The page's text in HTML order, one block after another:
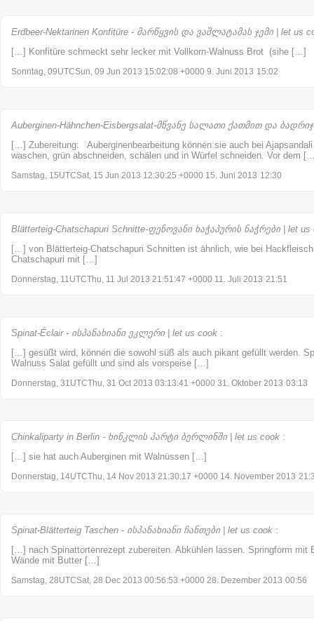
Erdbeer-Nektarinen Konfitüre - მარწყვის და ვაშლატამას ჯემი | let us
[…] Konfitüre schmeckt sehr lecker mit Vollkorn-Walnuss Brot (sihe […]
Sonntag, 09UTCSun, 09 Jun 2013 15:02:08 +0000 9. Juni 2013 15:02
Auberginen-Hähnchen-Eisbergsalat-მწვანე სალათი ქათმით და
[…] Zubereitung: Auberginenbearbeitung können sie auch bei
waschen, grün abschneiden, schälen und in Würfel schneiden. Vor dem
Samstag, 15UTCSat, 15 Jun 2013 12:30:25 +0000 15. Juni 2013 12:30
Blätterteig-Chatschapuri Schnitte-ფენოვანი ხაჭაპურის ნაჭრები | let us
[…] von Blätterteig-Chatschapuri Schnitten ist ähnlich, wie bei
Chatschapuri mit […]
Donnerstag, 11UTCThu, 11 Jul 2013 21:51:47 +0000 11. Juli 2013 21:51
Spinat-Éclair - ისპანახიანი ეკლერი | let us cook :
[…] gesüßt wird, können die sowohl süß als auch pikant gefüllt werden.
Walnuss Salat gefüllt und sind als vorspeise […]
Donnerstag, 31UTCThu, 31 Oct 2013 03:13:41 +0000 31. Oktober 2013 03:13
Chinkaliparty in Berlin - ხინკლის პარტი ბერლინში | let us cook :
[…] sie hat auch Auberginen mit Walnüssen […]
Donnerstag, 14UTCThu, 14 Nov 2013 21:30:17 +0000 14. November 2013
Spinat-Blätterteig Taschen - ისპანახიანი ჩანთები | let us cook :
[…] nach Spinattortenrezept zubereiten. Abkühlen lassen. Springform mit
Wände mit Butter […]
Samstag, 28UTCSat, 28 Dec 2013 00:56:53 +0000 28. Dezember 2013 00:56